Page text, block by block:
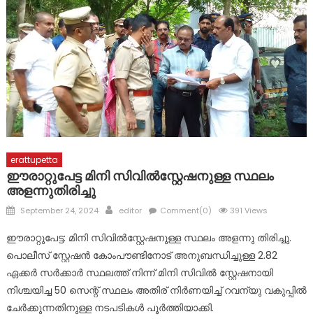
മാലാഖയായി എത്തിയത് മാർ സ്ലീവാ മെഡിസിറ്റിയിലെ നഴ്സ് !
പ്രളയബാധിത പൂഞ്ഞാർ തെക്കേക്കരയെ അവഗണിച്ച
പൊതുമരാമത്ത് മന്ത്രി പി.കെ. ബഷീറിന്റെ നടപടി
പ്രതിഷേധാർഹം ബി ജെ പി
ഈരാറ്റുപേട്ട-വാഗമൺ റോഡിലെ രാത്രികാല യാത്രയ്ക്കും
വിനോദസഞ്ചാരകേന്ദ്രങ്ങലേയ്ക്കുള്ള പ്രവേശനത്തിനും
വിലക്ക്
erattupetta
ഈരാറ്റുപേട്ട മിനി സിവിൽസ്റ്റേഷനുള്ള സ്ഥലം
അളന്നുതിരിച്ചു
Posted
September 24, 2024 Author
editor Comment(0) 391 Views
ഈരാറ്റുപേട്ട: മിനി സിവിൽസ്റ്റേഷനുള്ള സ്ഥലം അളന്നു തിരിച്ചു.
പൊലീസ് സ്റ്റേഷൻ കോംപൗണ്ടിനോട് അനുബന്ധിച്ചുള്ള 2.82
ഏക്കർ സർക്കാർ സ്ഥലത്ത് നിന്ന് മിനി സിവിൽ സ്റ്റേഷനായി
നിശ്ചയിച്ച 50 സെന്റ് സ്ഥലം അതിര് നിർണയിച്ച് റവന്യു വകുപ്പിൽ
ചേർക്കുന്നതിനുള്ള നടപടികൾ പൂർത്തിയാക്കി.